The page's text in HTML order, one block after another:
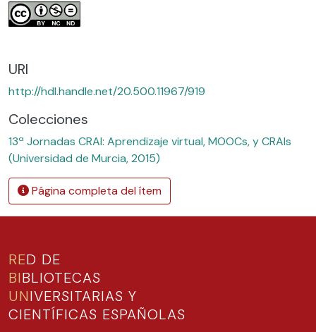
URI
http://hdl.handle.net/20.500.11967/919
Colecciones
13ª Jornadas CRAI: Aprendizaje virtual, MOOCs, y CRAIs
(Universidad de Murcia, 2015)
Página completa del ítem
RED DE
BIBLIOTECAS
UNIVERSITARIAS Y
CIENTÍFICAS ESPAÑOLAS